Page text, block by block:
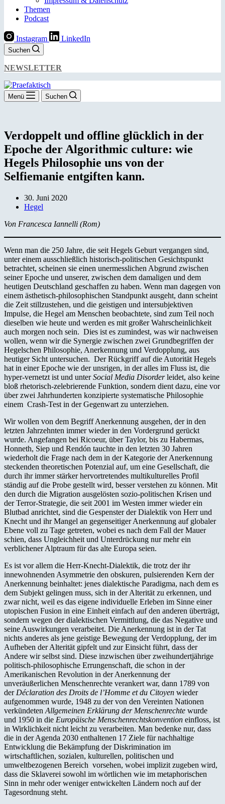
Themen
Podcast
Instagram LinkedIn
Suchen
NEWSLETTER
Menü Suchen
Verdoppelt und offline glücklich in der
Epoche der Algorithmic culture: wie
Hegels Philosophie uns von der
Selfiemanie entgiften kann.
30. Juni 2020
Hegel
Von Francesca Iannelli (Rom)
Wenn man die 250 Jahre, die seit Hegels Geburt vergangen sind,
unter einem ausschließlich historisch-politischen Gesichtspunkt
betrachtet, scheinen sie einen unermesslichen Abgrund zwischen
seiner Epoche und unserer, zwischen dem damaligen und dem
heutigen Deutschland geschaffen zu haben. Wenn man dagegen von
einem ästhetisch-philosophischen Standpunkt ausgeht, dann scheint
die Zeit stillzustehen, und die geistigen und intersubjektiven
Impulse, die Hegel am Menschen beobachtete, sind zum Teil noch
dieselben wie heute und werden es mit großer Wahrscheinlichkeit
auch morgen noch sein. Dies ist es zumindest, was wir nachweisen
wollen, wenn wir die Synergie zwischen zwei Grundbegriffen der
Hegelschen Philosophie, Anerkennung und Verdopplung, aus
heutiger Sicht untersuchen. Der Rückgriff auf die Autorität Hegels
hat in einer Epoche wie der unsrigen, in der alles im Fluss ist, die
hyper-vernetzt ist und unterSocial Media Disorderleidet, also keine
bloß rhetorisch-zelebrierende Funktion, sondern dient dazu, eine vor
über zwei Jahrhunderten konzipierte systematische Philosophie
einem Crash-Test in der Gegenwart zu unterziehen.
Wir wollen von dem Begriff Anerkennung ausgehen, der in den
letzten Jahrzehnten immer wieder in den Vordergrund gerückt
wurde. Angefangen bei Ricoeur, über Taylor, bis zu Habermas,
Honneth, Siep und Rendón tauchte in den letzten 30 Jahren
wiederholt die Frage nach dem in der Kategorie der Anerkennung
steckenden theoretischen Potenzial auf, um eine Gesellschaft, die
durch ihr immer stärker hervortretendes multikulturelles Profil
ständig auf die Probe gestellt wird, besser verstehen zu können. Mit
den durch die Migration ausgelösten sozio-politischen Krisen und
der Terror-Strategie, die seit 2001 im Westen immer wieder ein
Blutbad anrichtet, sind die Gespenster der Dialektik von Herr und
Knecht und ihr Mangel an gegenseitiger Anerkennung auf globaler
Ebene voll zu Tage getreten, wobei es nach dem Fall der Mauer
schien, dass Ungleichheit und Unterdrückung nur mehr ein
verblichener Alptraum für das alte Europa seien.
Es ist vor allem die Herr-Knecht-Dialektik, die trotz der ihr
innewohnenden Asymmetrie den obskuren, pulsierenden Kern der
Anerkennung beinhaltet: jenes dialektische Paradigma, nach dem es
dem Subjekt gelingen muss, sich in der Alterität zu erkennen, und
zwar nicht, weil es das eigene individuelle Erleben im Sinne einer
utopischen Fusion in eine Einheit einfach auf den anderen überträgt,
sondern wegen der dialektischen Vermittlung, die das Negative und
seine Auswirkungen verarbeitet. Die Anerkennung ist in der Tat
nichts anderes als jene geistige Bewegung der Verdopplung, der im
Aufheben der Alterität gipfelt und zur Einsicht führt, dass der
Andere wir selbst sind. Diese inzwischen über zweihundertjährige
politisch-philosophische Errungenschaft, die schon in der
Amerikanischen Revolution in der Anerkennung der
unveräußerlichen Menschenrechte verankert war, dann 1789 von
der Déclaration des Droits de l’Homme et du Citoyen wieder
aufgenommen wurde, 1948 zu der von den Vereinten Nationen
verkündeten Allgemeinen Erklärung der Menschenrechte wurde
und 1950 in die Europäische Menschenrechtskonvention einfloss, ist
in Wirklichkeit nicht leicht zu verarbeiten. Man bedenke nur, dass
die in der Agenda 2030 enthaltenen 17 Ziele für nachhaltige
Entwicklung die Bekämpfung der Diskrimination im
wirtschaftlichen, sozialen, kulturellen, politischen und
umweltbezogenen Bereich vorsehen, wobei implizit zugeben wird,
dass die Sklaverei sowohl im wörtlichen wie im metaphorischen
Sinn in mehr oder weniger entwickelten Ländern noch auf der
Tagesordnung steht.